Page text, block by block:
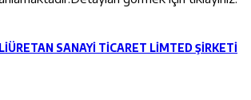
SANAYİ TİCARET LİMTED ŞİRKETİ